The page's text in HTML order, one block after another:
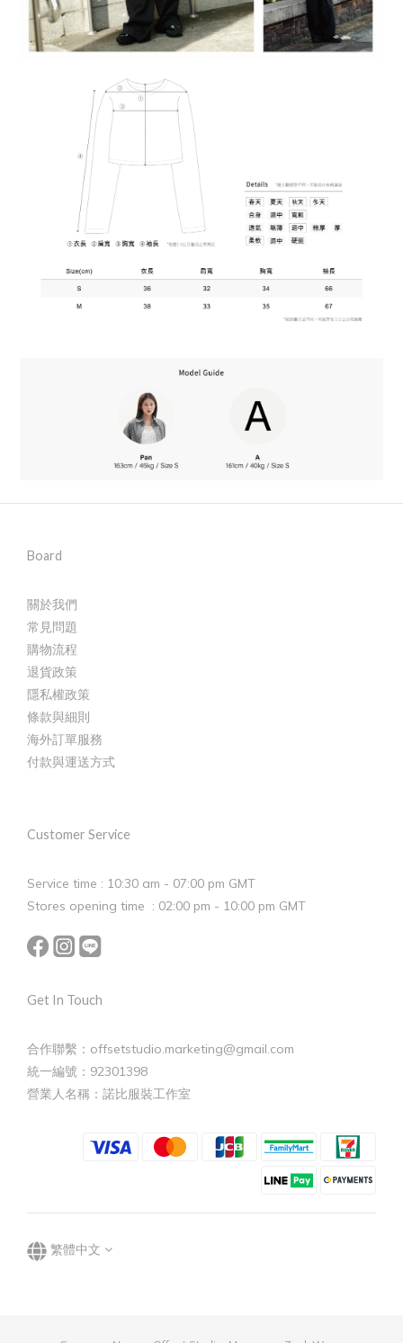
Board
關於我們
常見問題
購物流程
退貨政策
隱私權政策
條款與細則
海外訂單服務
付款與運送方式
Customer Service
Service time : 10:30 am - 07:00 pm GMT
Stores opening time : 02:00 pm - 10:00 pm GMT
Get In Touch
合作聯繫：offsetstudio.marketing@gmail.com
統一編號：92301398
營業人名稱：諾比服裝工作室
繁體中文